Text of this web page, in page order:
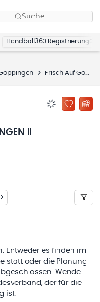
Suche
Handball360 Registrierung
Göppingen Frisch Auf Göppingen II
ZU
II
Entweder es finden im
statt oder die Planung
Wende
der für die
ist.